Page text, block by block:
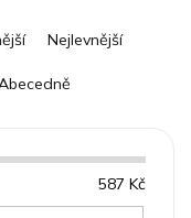
Nejlevnější
587 Kč